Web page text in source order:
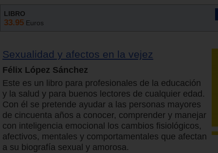
LIBRO
33.95 Euros
Sexualidad y afectos en la vejez
Félix López Sánchez
Este es un libro para profesionales de la educación
y la salud y para buenos lectores de cualquier edad.
Con él se pretende ayudar a las personas mayores
de cincuenta años a conocer, comprender y manejar
con inteligencia emocional los cambios fisiológicos,
afectivos, mentales y comportamentales que afectan
a su biografía sexual y amorosa.